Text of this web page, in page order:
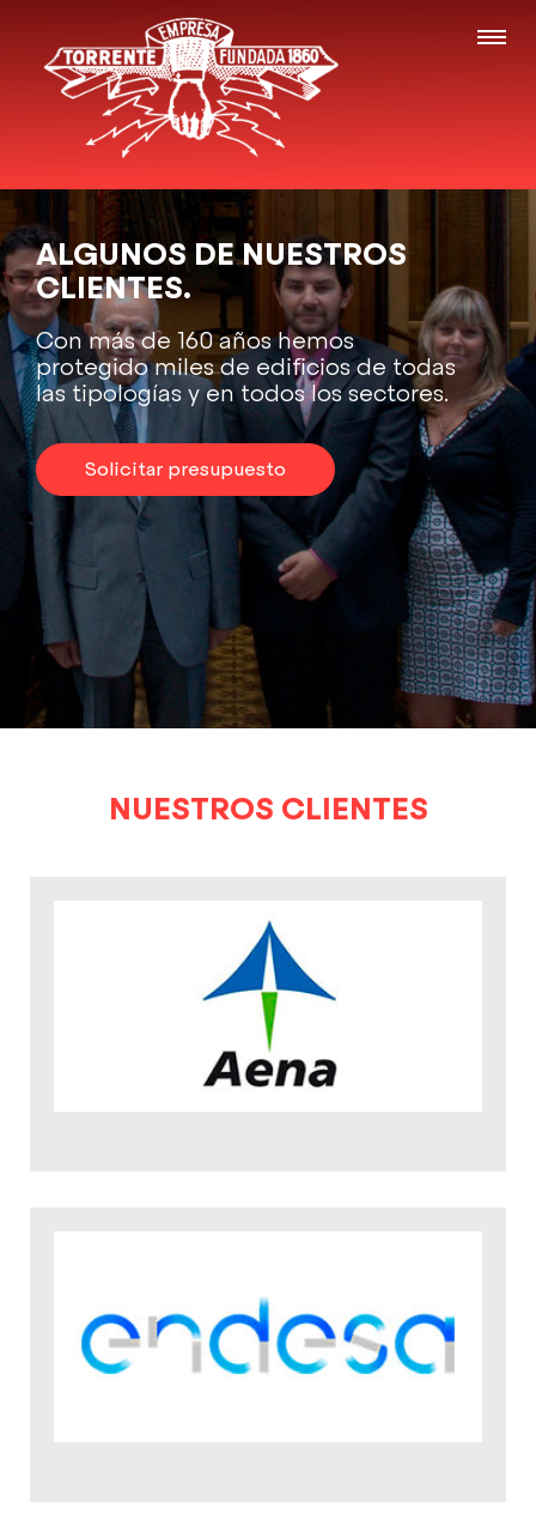
ALGUNOS DE NUESTROS
CLIENTES.
Con más de 160 años hemos
protegido miles de edificios de todas
las tipologías y en todos los sectores.
Solicitar presupuesto
NUESTROS CLIENTES